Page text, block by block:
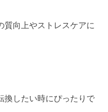
質向上やストレスケアに
換したい時にぴったりで